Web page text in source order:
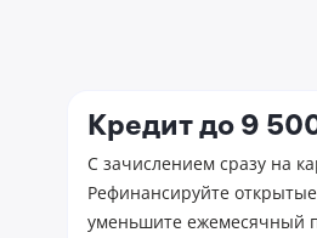
Кредит до 9
С зачислением сразу на
Рефинансируйте
уменьшите ежемесячный